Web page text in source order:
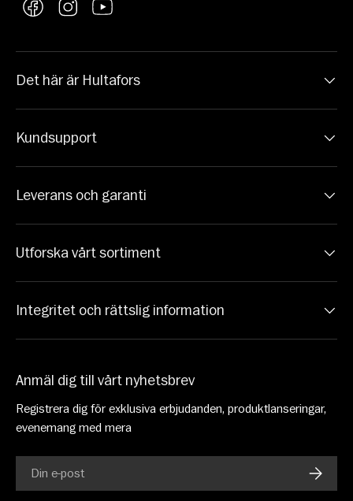
FacebookInstagramYouTube
Det här är Hultafors
Kundsupport
Leverans och garanti
Utforska vårt sortiment
Integritet och rättslig information
Anmäl dig till vårt nyhetsbrev
Registrera dig för exklusiva erbjudanden, produktlanseringar,
evenemang med mera
E-post